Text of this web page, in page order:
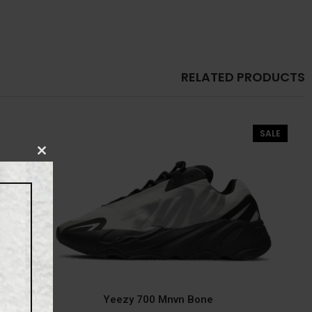
RELATED PRODUCTS
SALE
Yeezy 700 Mnvn Bone
CLOSE
MODULE